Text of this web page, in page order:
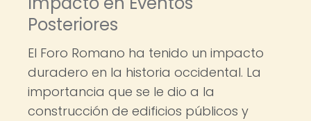
Posteriores
El Foro Romano ha tenido un impacto
duradero en la historia occidental. La
importancia que se le dio a la
construcción de edificios públicos y